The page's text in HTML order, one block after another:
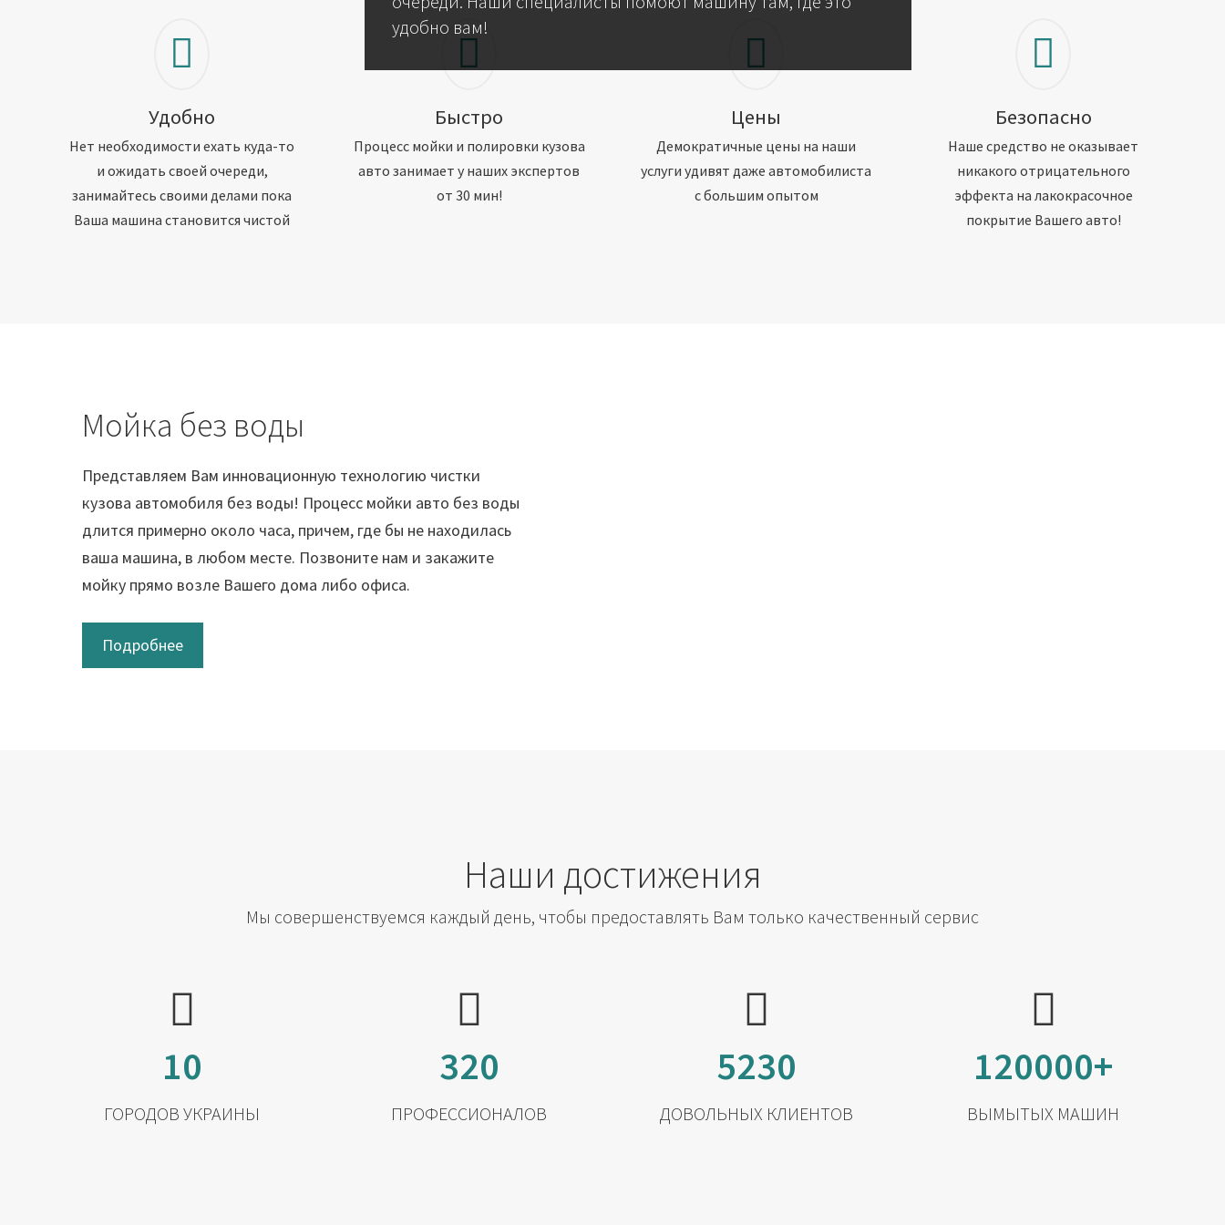
удобно вам!
Удобно
Нет необходимости ехать куда-то
и ожидать своей очереди,
занимайтесь своими делами пока
Ваша машина становится чистой
Быстро
Процесс мойки и полировки кузова
авто занимает у наших экспертов
от 30 мин!
Цены
Демократичные цены на наши
услуги удивят даже автомобилиста
с большим опытом
Безопасно
Наше средство не оказывает
никакого отрицательного
эффекта на лакокрасочное
покрытие Вашего авто!
Мойка без воды
Представляем Вам инновационную технологию чистки
кузова автомобиля без воды! Процесс мойки авто без воды
длится примерно около часа, причем, где бы не находилась
ваша машина, в любом месте. Позвоните нам и закажите
мойку прямо возле Вашего дома либо офиса.
Подробнее
Наши достижения
Мы совершенствуемся каждый день, чтобы предоставлять Вам только качественный сервис
10
ГОРОДОВ УКРАИНЫ
320
ПРОФЕССИОНАЛОВ
5230
ДОВОЛЬНЫХ КЛИЕНТОВ
120000+
ВЫМЫТЫХ МАШИН